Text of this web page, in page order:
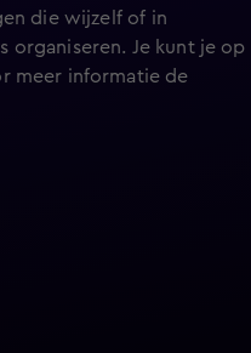
die wijzelf of in
organiseren. Je kunt je op
meer informatie de